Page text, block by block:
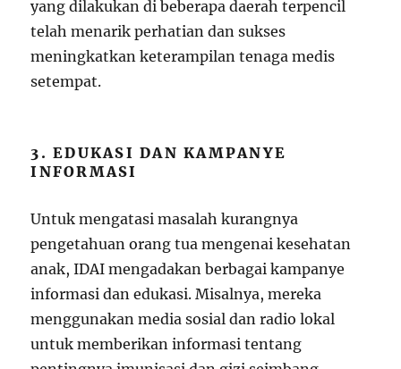
yang dilakukan di beberapa daerah terpencil
telah menarik perhatian dan sukses
meningkatkan keterampilan tenaga medis
setempat.
3. EDUKASI DAN KAMPANYE
INFORMASI
Untuk mengatasi masalah kurangnya
pengetahuan orang tua mengenai kesehatan
anak, IDAI mengadakan berbagai kampanye
informasi dan edukasi. Misalnya, mereka
menggunakan media sosial dan radio lokal
untuk memberikan informasi tentang